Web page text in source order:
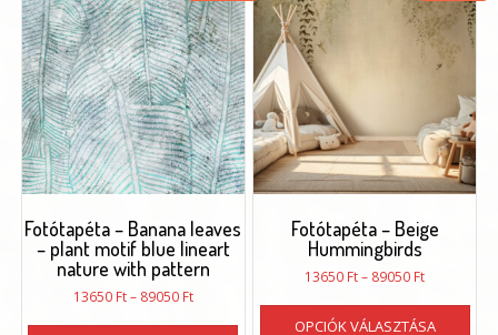
Fotótapéta – Banana leaves
– plant motif blue lineart
nature with pattern
13650 Ft– 89050 FtÁrtartomány:
Ennek
Fotótapéta – Beige
Hummingbirds
13650 Ft– 89050 Ft
OPCIÓK VÁLASZTÁSA